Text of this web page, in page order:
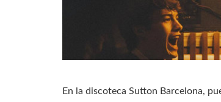
En la discoteca Sutton Barcelona,